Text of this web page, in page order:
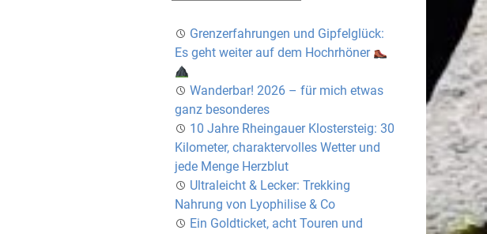
Grenzerfahrungen und Gipfelglück:
Es geht weiter auf dem Hochrhöner
Wanderbar! 2026 – für mich etwas
ganz besonderes
10 Jahre Rheingauer Klostersteig: 30
Kilometer, charaktervolles Wetter und
jede Menge Herzblut
Ultraleicht & Lecker: Trekking
Nahrung von Lyophilise & Co
Ein Goldticket, acht Touren und